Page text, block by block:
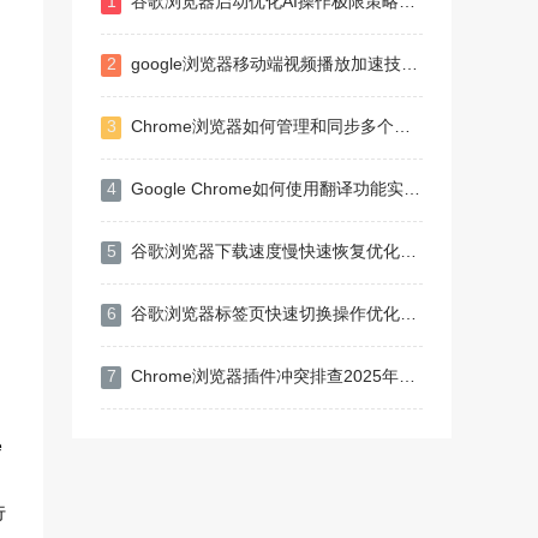
2 google浏览器移动端视频播放加速技巧解析
3 Chrome浏览器如何管理和同步多个设备
4 Google Chrome如何使用翻译功能实现网页自动翻译
5 谷歌浏览器下载速度慢快速恢复优化方法
6 谷歌浏览器标签页快速切换操作优化实测总结
7 Chrome浏览器插件冲突排查2025年最新方法介绍